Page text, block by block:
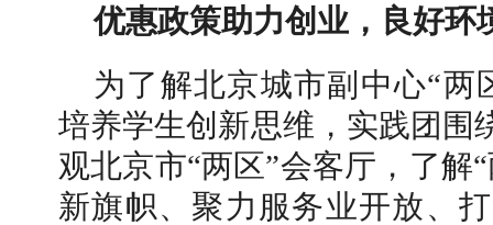
优惠政策助力创业，良好环
为了解北京城市副中心“两
培养学生创新思维，实践团围
观北京市“两区”会客厅，了解
新旗帜、聚力服务业开放、